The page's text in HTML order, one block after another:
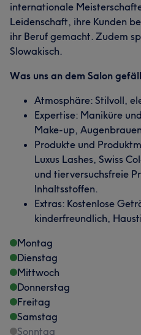
internationale
Leidenschaft, ihre Kunden
ihr Beruf gemacht. Zudem
Slowakisch.
Was uns an dem Salon
Atmosphäre: Stilvoll,
Expertise: Maniküre
Make-up,
Produkte und
Luxus Lashes, Swiss
und tierversuchsfreie
Inhaltsstoffen.
Extras: Kostenlose
kinderfreundlich,
Montag
Dienstag
Mittwoch
Donnerstag
Freitag
Samstag
Sonntag